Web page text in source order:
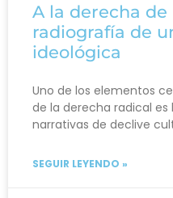
A la derecha
radiografía de
ideológica
Uno de los elementos
de la derecha radical es
narrativas de declive
SEGUIR LEYENDO »